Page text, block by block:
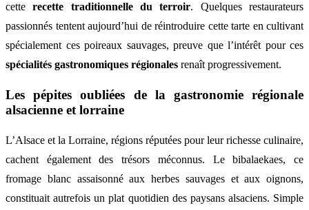
cetterecette traditionnelle du terroir. Quelques restaurateurs
passionnés tentent aujourd’hui de réintroduire cette tarte en cultivant
spécialement ces poireaux sauvages, preuve que l’intérêt pour ces
spécialités gastronomiques régionales renaît progressivement.
Les pépites oubliées de la gastronomie régionale
alsacienne et lorraine
L’Alsace et la Lorraine, régions réputées pour leur richesse culinaire,
cachent également des trésors méconnus. Le bibalaekaes, ce
fromage blanc assaisonné aux herbes sauvages et aux oignons,
constituait autrefois un plat quotidien des paysans alsaciens. Simple